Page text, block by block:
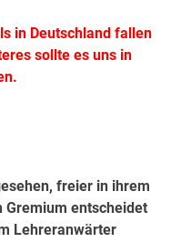
in Deutschland fallen
sollte es uns in
freier in ihrem
Gremium entscheidet
Lehreranwärter